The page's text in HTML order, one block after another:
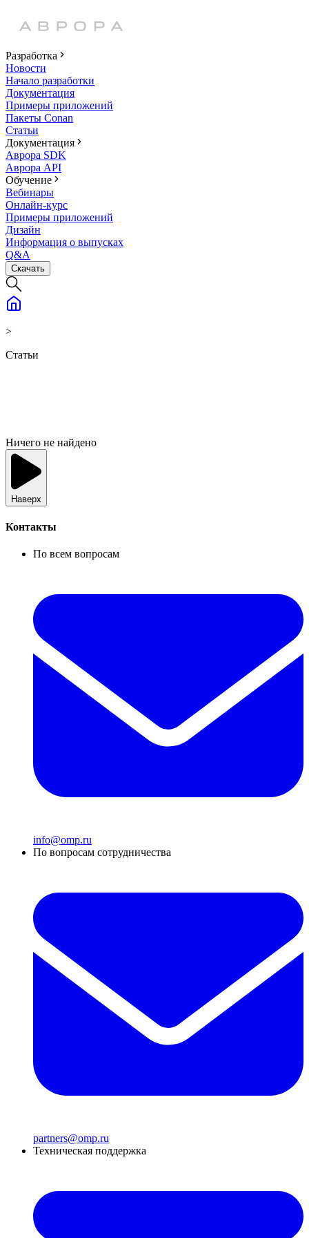
Разработка
Новости
Начало разработки
Документация
Примеры приложений
Пакеты Conan
Статьи
Документация
Аврора SDK
Аврора API
Обучение
Вебинары
Онлайн-курс
Примеры приложений
Дизайн
Информация о выпусках
Q&A
Скачать
>
Статьи
Ничего не найдено
Наверх
Контакты
По всем вопросам
info@omp.ru
По вопросам сотрудничества
partners@omp.ru
Техническая поддержка